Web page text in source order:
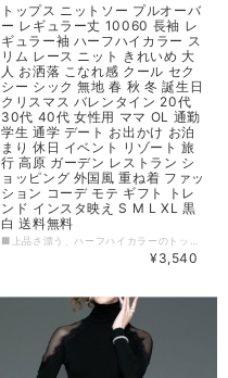
トップス ニットソー プルオーバ
ー レギュラー丈 10060 長袖 レ
ギュラー袖 ハーフハイカラー ス
リム レース ニット きれいめ 大
人 お洒落 こなれ感 クール セク
シー シック 無地 春 秋 冬 誕生日
クリスマス バレンタイン 20代
30代 40代 女性用 ママ OL 通勤
学生 通学 デート お出かけ お泊
まり 休日 イベント リゾート 旅
行 高原 ガーデン レストラン シ
ョッピング 外国風 重ね着 ファッ
ション コーデ モテ ギフト トレ
ンド インスタ映え S M L XL 黒
白 送料無料
¥3,540